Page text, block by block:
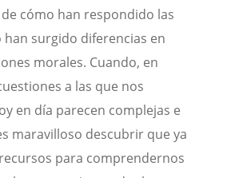
cómo han respondido las
han surgido diferencias en
morales. Cuando, en
a las que nos
en día parecen complejas e
maravilloso descubrir que ya
para comprendernos